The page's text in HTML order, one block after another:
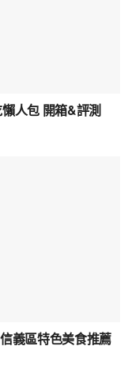
人包 開箱&評測
義區特色美食推薦